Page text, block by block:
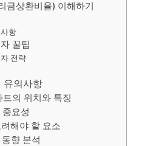
금상환비율) 이해하기
항
꿀팁
전략
유의사항
의 위치와 특징
중요성
해야 할 요소
향 분석